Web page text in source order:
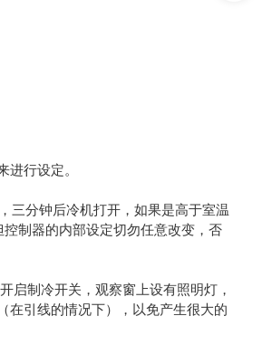
行设定。
三分钟后冷机打开，如果是高于室温
制器的内部设定切勿任意改变，否
制冷开关，观察窗上设有照明灯，
在引线的情况下），以免产生很大的